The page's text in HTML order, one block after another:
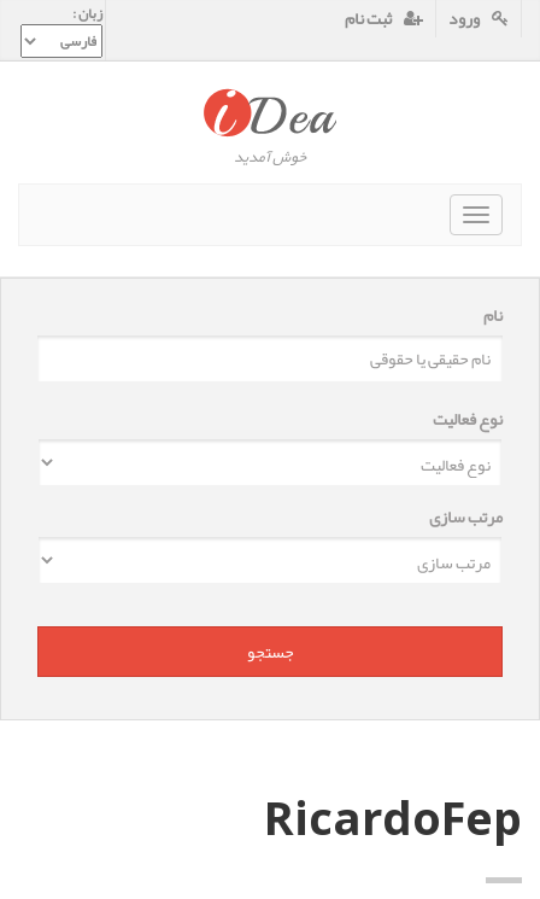
زبان : ورود ثبت نام
خوش آمدید
Toggle
نام
نوع فعالیت
مرتب سازی
RicardoFep